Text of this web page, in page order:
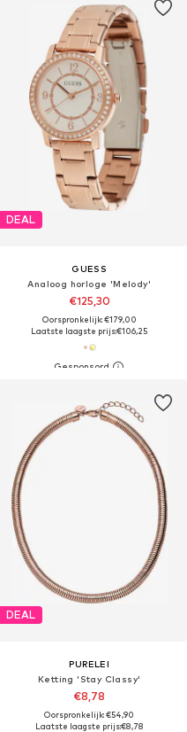
DEAL
GUESS
Analoog horloge 'Melody'
€125,30
Oorspronkelijk: €179,00
Laatste laagste prijs:€106,25
DEAL
PURELEI
Ketting 'Stay Classy'
€8,78
Oorspronkelijk: €54,90
Laatste laagste prijs:€8,78